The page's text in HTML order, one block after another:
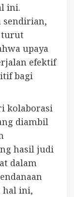
ini.
sendirian,
turut
upaya
efektif
bagi
kolaborasi
diambil
hasil judi
dalam
hal ini,